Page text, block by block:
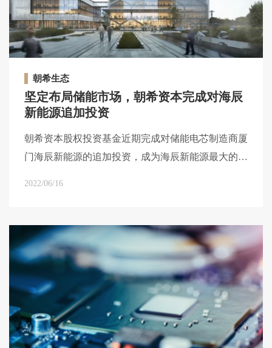
朝希生态
坚定布局储能市场，朝希资本完成对海辰
新能源追加投资
朝希资本股权投资基金近期完成对储能电芯制造商厦
门海辰新能源的追加投资，成为海辰新能源最大的机
2022/06/16